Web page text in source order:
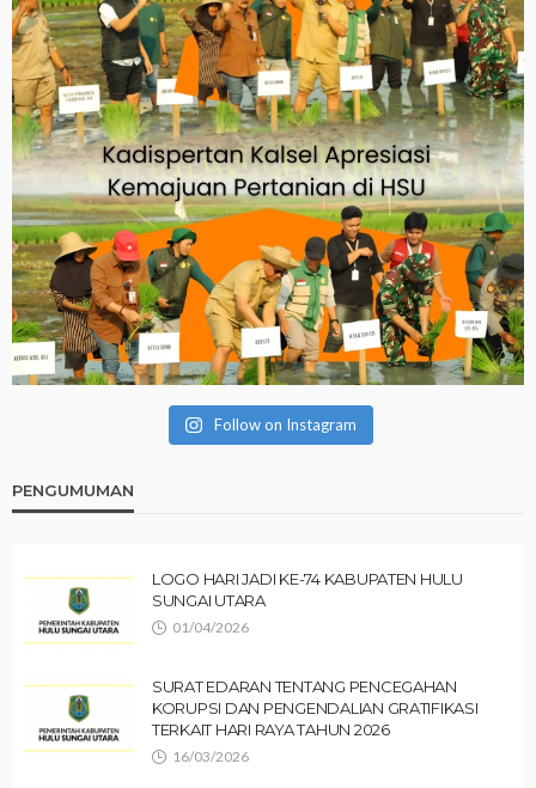
Follow on Instagram
PENGUMUMAN
LOGO HARI JADI KE-74 KABUPATEN HULU
SUNGAI UTARA
01/04/2026
SURAT EDARAN TENTANG PENCEGAHAN
KORUPSI DAN PENGENDALIAN GRATIFIKASI
TERKAIT HARI RAYA TAHUN 2026
16/03/2026